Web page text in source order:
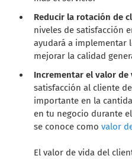
Reducir la rotación de
niveles de satisfacción
ayudará a implementar
mejorar la calidad
Incrementar el valor de
satisfacción al cliente
importante en la
en tu negocio durante
se conoce comovalor
El valor de vida del